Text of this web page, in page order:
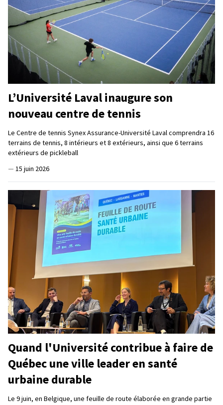
L’Université Laval inaugure son
nouveau centre de tennis
Le Centre de tennis Synex Assurance-Université Laval comprendra 16
terrains de tennis, 8 intérieurs et 8 extérieurs, ainsi que 6 terrains
extérieurs de pickleball
— 15 juin 2026
Quand l'Université contribue à faire de
Québec une ville leader en santé
urbaine durable
Le 9 juin, en Belgique, une feuille de route élaborée en grande partie